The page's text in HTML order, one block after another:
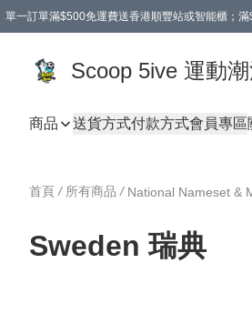
單一訂單滿$500免運費送香港順豐站或智能櫃；
Scoop 5ive 運動
商品 送貨方式付款方式會員專區
首頁 / 所有商品 /
Sweden 瑞典